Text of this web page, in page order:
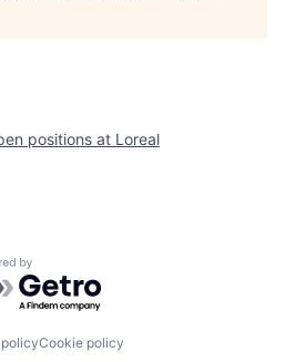
positions at Loreal
by Getro.com
Cookie policy